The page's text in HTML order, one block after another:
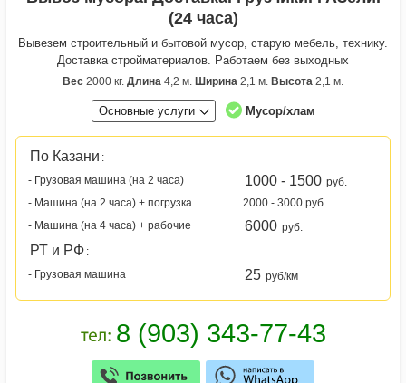
(24 часа)
Вывезем строительный и бытовой мусор, старую мебель, технику.
Доставка стройматериалов. Работаем без выходных
Вес 2000 кг. Длина 4,2 м. Ширина 2,1 м. Высота 2,1 м.
Основные услуги Мусор/хлам
По Казани :
- Грузовая машина (на 2 часа)
1000 - 1500 руб.
- Машина (на 2 часа) + погрузка
2000 - 3000 руб.
- Машина (на 4 часа) + рабочие
6000 руб.
РТ и РФ :
- Грузовая машина
25 руб/км